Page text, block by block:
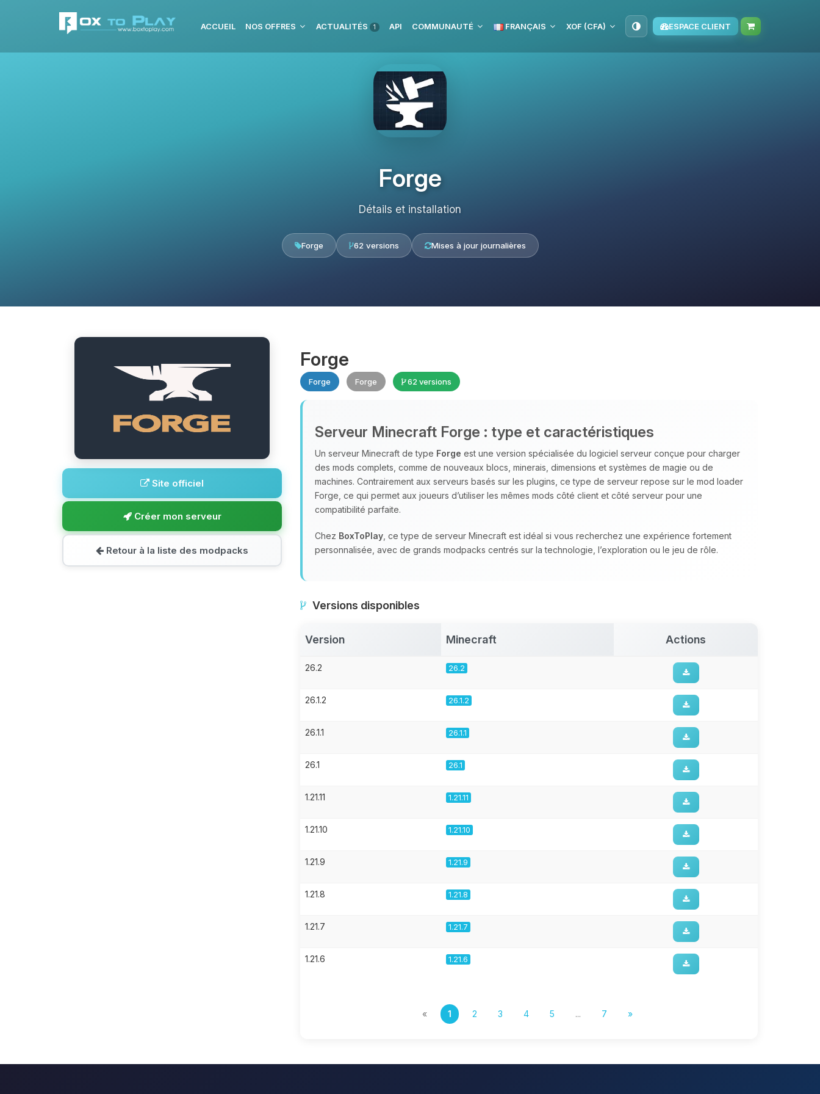
ACCUEIL NOS OFFRES ACTUALITÉS 1 API COMMUNAUTÉ FRANÇAIS XOF (CFA) ESPACE CLIENT
Forge
Détails et installation
Forge 62 versions Mises à jour journalières
Site officiel
Créer mon serveur
Retour à la liste des modpacks
Forge
Forge Forge 62 versions
Serveur Minecraft Forge : type et caractéristiques
Un serveur Minecraft de type Forge est une version spécialisée du logiciel serveur conçue pour charger
des mods complets, comme de nouveaux blocs, minerais, dimensions et systèmes de magie ou de
machines. Contrairement aux serveurs basés sur les plugins, ce type de serveur repose sur le mod loader
Forge, ce qui permet aux joueurs d’utiliser les mêmes mods côté client et côté serveur pour une
compatibilité parfaite.
Chez BoxToPlay , ce type de serveur Minecraft est idéal si vous recherchez une expérience fortement
personnalisée, avec de grands modpacks centrés sur la technologie, l’exploration ou le jeu de rôle.
Versions disponibles
Version Minecraft Actions
26.2 26.2
26.1.2 26.1.2
26.1.1 26.1.1
26.1 26.1
1.21.11 1.21.11
1.21.10 1.21.10
1.21.9 1.21.9
1.21.8 1.21.8
1.21.7 1.21.7
1.21.6 1.21.6
« 1 2 3 4 5 ... 7 »